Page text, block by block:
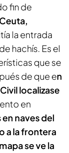
fin de
la entrada
hachís. Es el
que se
de que en
localizase
en
naves del
a la frontera
se ve la